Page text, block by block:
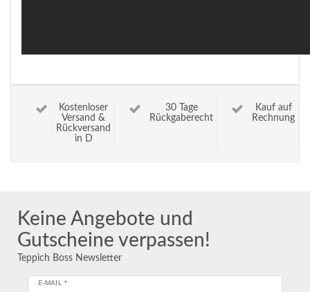
Kostenloser
Versand &
Rückversand
in D
30 Tage
Rückgaberecht
Kauf auf
Rechnung
Keine Angebote und
Gutscheine verpassen!
Teppich Boss Newsletter
E-MAIL *